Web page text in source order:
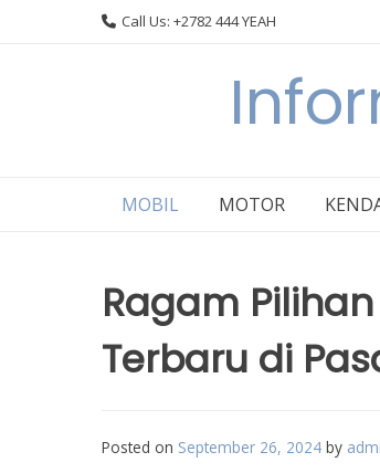
Call Us: +2782 444 YEAH
MOBIL MOTOR
Ragam
Terbaru di
Posted on September 26, 2024 by